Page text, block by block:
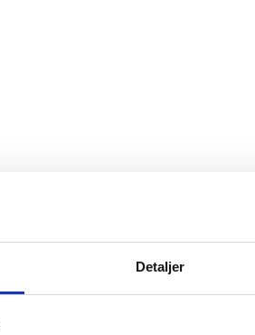
Detaljer